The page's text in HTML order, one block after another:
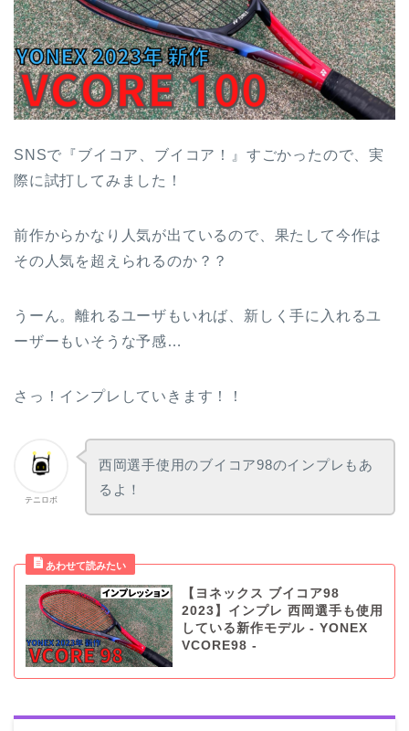
SNSで『ブイコア、ブイコア！』すごかったので、実
際に試打してみました！
前作からかなり人気が出ているので、果たして今作は
その人気を超えられるのか？？
うーん。離れるユーザもいれば、新しく手に入れるユ
ーザーもいそうな予感…
さっ！インプレしていきます！！
テニロボ
西岡選手使用のブイコア98のインプレもあ
るよ！
【ヨネックス ブイコア98
2023】インプレ 西岡選手も使用
している新作モデル - YONEX
VCORE98 -